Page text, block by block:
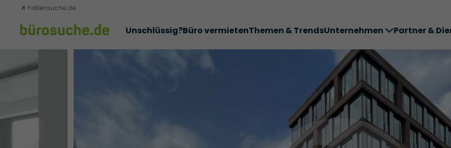
hallensuche.de
Unschlüssig?Büro vermietenThemen & TrendsUnternehmen
Erfolgsgeschichten
Partner &